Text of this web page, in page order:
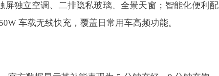
独立空调、二排隐私玻璃、全景天窗；智能化便利配
车载无线快充，覆盖日常用车高频功能。